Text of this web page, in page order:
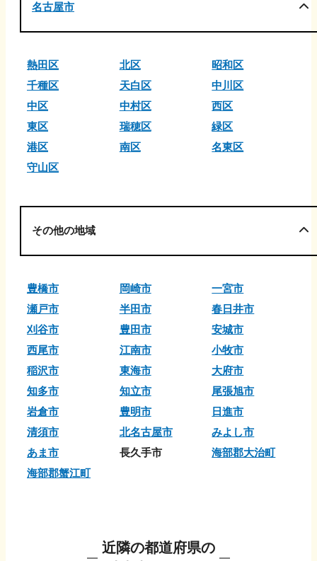
名古屋市
熱田区 北区
昭和区
千種区
天白区
中川区
中区
中村区
西区
東区
瑞穂区
緑区
港区
南区
名東区
守山区
その他の地域
豊橋市 岡崎市
一宮市
瀬戸市
半田市
春日井市
刈谷市
豊田市
安城市
西尾市
江南市
小牧市
稲沢市
東海市
大府市
知多市
知立市
尾張旭市
岩倉市
豊明市
日進市
清須市
北名古屋市
みよし市
あま市
長久手市
海部郡大治町
海部郡蟹江町
近隣の都道府県の